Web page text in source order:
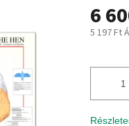
6
5 197 Ft